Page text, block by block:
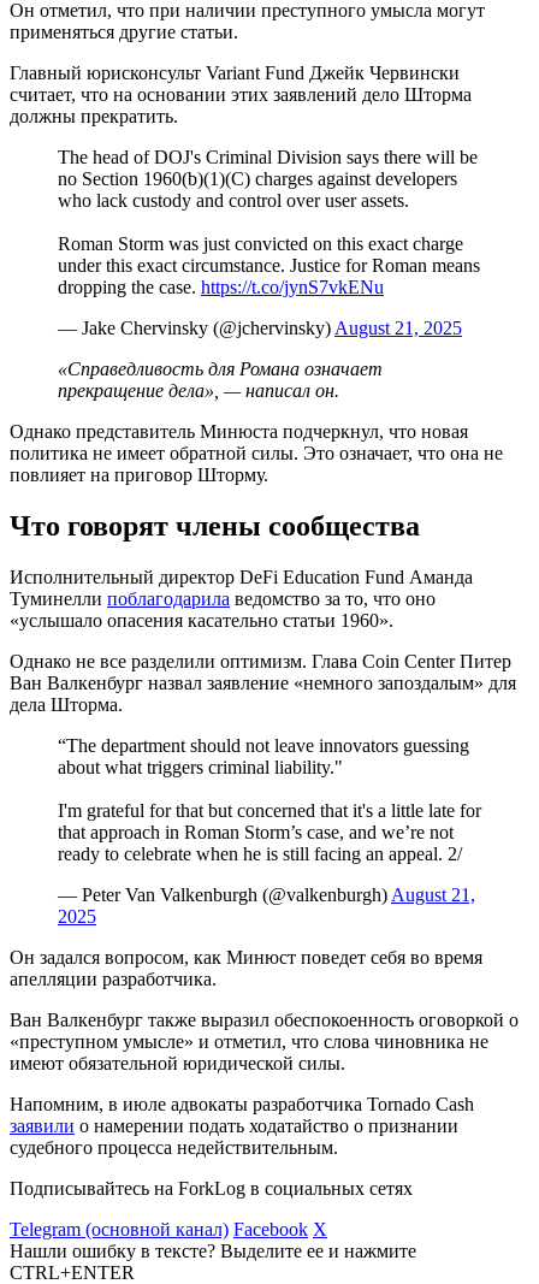
Он отметил, что при наличии преступного умысла могут
применяться другие статьи.
Главный юрисконсульт Variant Fund Джейк Червински
считает, что на основании этих заявлений дело Шторма
должны прекратить.
The head of DOJ's Criminal Division says there will be
no Section 1960(b)(1)(C) charges against developers
who lack custody and control over user assets.
Roman Storm was just convicted on this exact charge
under this exact circumstance. Justice for Roman means
dropping the case. https://t.co/jynS7vkENu
— Jake Chervinsky (@jchervinsky) August 21, 2025
«Справедливость для Романа означает
прекращение дела», — написал он.
Однако представитель Минюста подчеркнул, что новая
политика не имеет обратной силы. Это означает, что она не
повлияет на приговор Шторму.
Что говорят члены сообщества
Исполнительный директор DeFi Education Fund Аманда
Туминелли поблагодарила ведомство за то, что оно
«услышало опасения касательно статьи 1960».
Однако не все разделили оптимизм. Глава Coin Center Питер
Ван Валкенбург назвал заявление «немного запоздалым» для
дела Шторма.
“The department should not leave innovators guessing
about what triggers criminal liability."
I'm grateful for that but concerned that it's a little late for
that approach in Roman Storm’s case, and we’re not
ready to celebrate when he is still facing an appeal. 2/
— Peter Van Valkenburgh (@valkenburgh) August 21,
2025
Он задался вопросом, как Минюст поведет себя во время
апелляции разработчика.
Ван Валкенбург также выразил обеспокоенность оговоркой о
«преступном умысле» и отметил, что слова чиновника не
имеют обязательной юридической силы.
Напомним, в июле адвокаты разработчика Tornado Cash
заявили о намерении подать ходатайство о признании
судебного процесса недействительным.
Подписывайтесь на ForkLog в социальных сетях
Telegram (основной канал) Facebook X
Нашли ошибку в тексте? Выделите ее и нажмите
CTRL+ENTER